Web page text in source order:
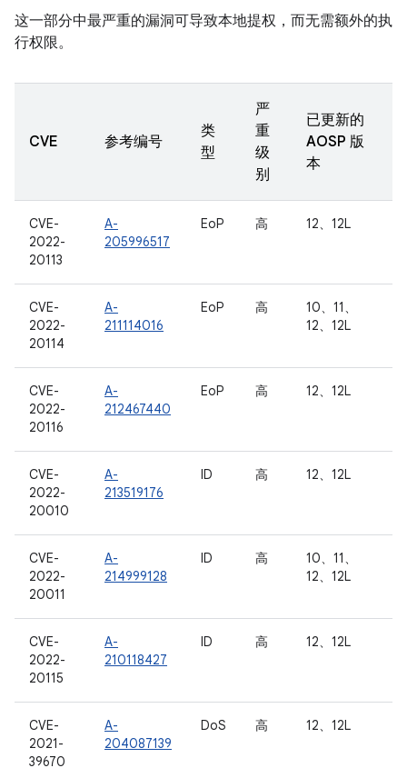
这一部分中最严重的漏洞可导致本地提权，而无需额外的执
行权限。
CVE 参考编号
类
型
严
重
级
别
已更新的
AOSP 版
本
CVE-
2022-
20113
A-
205996517
EoP 高 12、12L
CVE-
2022-
20114
A-
211114016
EoP 高
10、11、
12、12L
CVE-
2022-
20116
A-
212467440
EoP 高 12、12L
CVE-
2022-
20010
A-
213519176
ID 高 12、12L
CVE-
2022-
20011
A-
214999128
ID 高
10、11、
12、12L
CVE-
2022-
20115
A-
210118427
ID 高 12、12L
CVE-
2021-
39670
A-
204087139
DoS 高 12、12L